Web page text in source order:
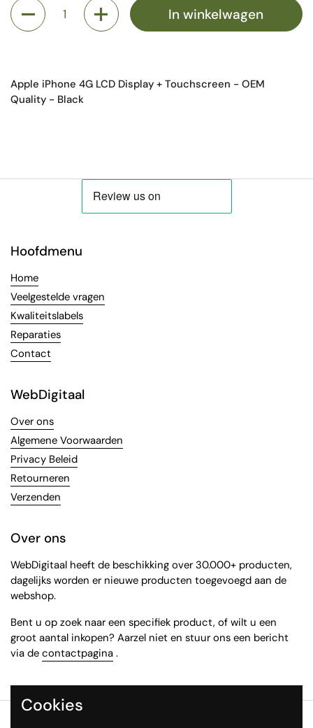
Aantal
In winkelwagen
Apple iPhone 4G LCD Display + Touchscreen - OEM
Quality - Black
Hoofdmenu
Home
Veelgestelde vragen
Kwaliteitslabels
Reparaties
Contact
WebDigitaal
Over ons
Algemene Voorwaarden
Privacy Beleid
Retourneren
Verzenden
Over ons
WebDigitaal heeft de beschikking over 30.000+ producten,
dagelijks worden er nieuwe producten toegevoegd aan de
webshop.
Bent u op zoek naar een specifiek product, of wilt u een
groot aantal inkopen? Aarzel niet en stuur ons een bericht
via de contactpagina .
Cookies